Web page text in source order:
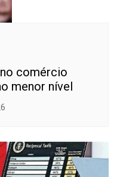
comércio
menor nível